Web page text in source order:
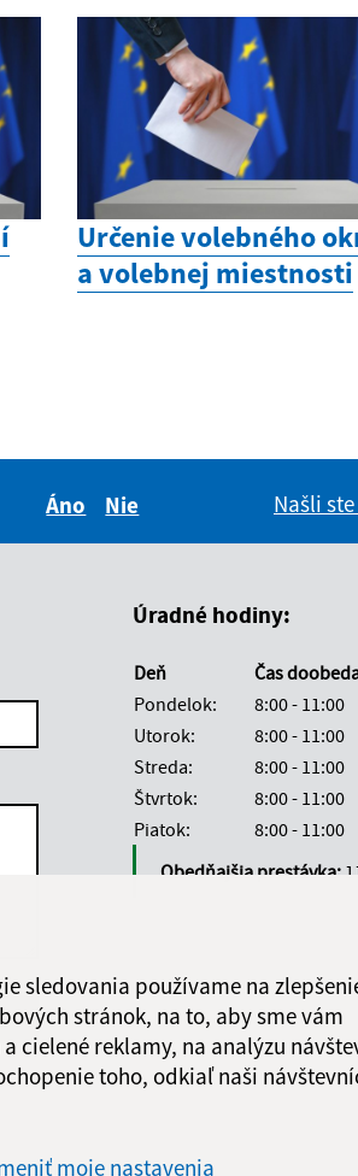
sledovania používame na
stránok, na to, aby sme vám
cielené reklamy, na analýzu
toho, odkiaľ naši
moje nastavenia
Určenie volebného
a volebnej miestnosti
Áno
Nie
Našli
Úradné hodiny:
Deň Čas
Pondelok:
8:00 - 11:00
Utorok:
8:00 - 11:00
Streda:
8:00 - 11:00
Štvrtok:
8:00 - 11:00
Piatok:
8:00 - 11:00
Obedňajšia prestávka: